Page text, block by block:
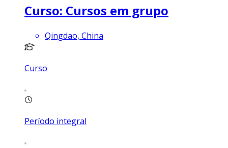
Curso: Cursos em grupo
Qingdao, China
Curso
Período integral